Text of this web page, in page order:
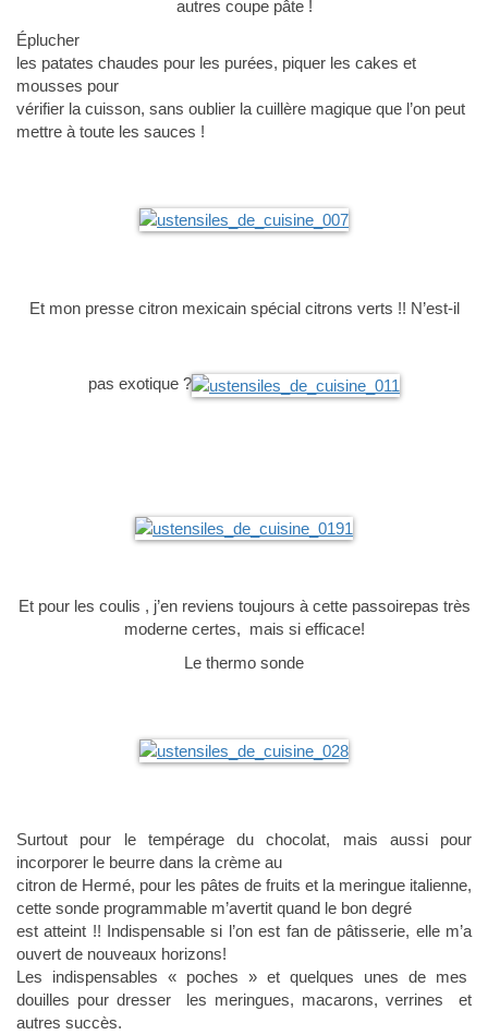
autres coupe pâte !
Éplucher
les patates chaudes pour les purées, piquer les cakes et
mousses pour
vérifier la cuisson, sans oublier la cuillère magique que l’on peut
mettre à toute les sauces !
Et mon presse citron mexicain spécial citrons verts !! N’est-il
pas exotique ?
Et pour les coulis , j’en reviens toujours à cette passoirepas très
moderne certes, mais si efficace!
Le thermo sonde
Surtout pour le tempérage du chocolat, mais aussi pour
incorporer le beurre dans la crème au
citron de Hermé, pour les pâtes de fruits et la meringue italienne,
cette sonde programmable m’avertit quand le bon degré
est atteint !! Indispensable si l’on est fan de pâtisserie, elle m’a
ouvert de nouveaux horizons!
Les indispensables « poches » et quelques unes de mes
douilles pour dresser les meringues, macarons, verrines et
autres succès.